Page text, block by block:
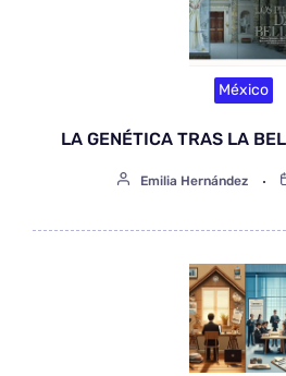
México
LA GENÉTICA TRAS LA
Emilia Hernández